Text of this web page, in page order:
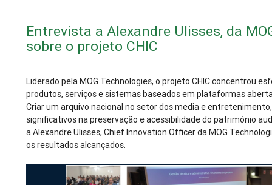
Entrevista a Alexandre Ulisses, da
sobre o projeto CHIC
Liderado pela MOG Technologies, o projeto CHIC concentrou
produtos, serviços e sistemas baseados em plataformas
Criar um arquivo nacional no setor dos media e
significativos na preservação e acessibilidade do património
a Alexandre Ulisses, Chief Innovation Officer da MOG
os resultados alcançados.